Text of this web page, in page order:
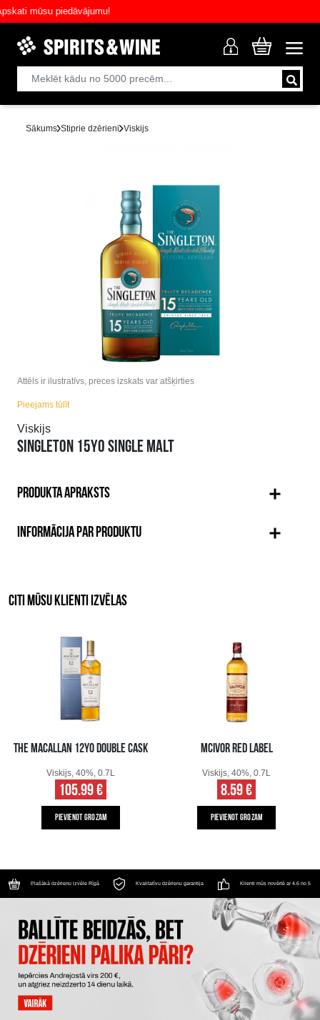
mūsu piedāvājumu!
Sākums Stiprie dzērieni Viskijs
Attēls ir ilustratīvs, preces izskats var atšķirties
Pieejams tūlīt
Viskijs
SINGLETON 15YO SINGLE MALT
PRODUKTA APRAKSTS
INFORMĀCIJA PAR PRODUKTU
CITI MŪSU KLIENTI IZVĒLAS
THE MACALLAN 12YO DOUBLE CASK
Viskijs, 40%, 0.7L
105.99 €
PIEVIENOT GROZAM
MCIVOR RED LABEL
Viskijs, 40%, 0.7L
8.59 €
PIEVIENOT GROZAM
Plašākā dzērienu izvēle Rīgā Kvalitatīvu dzērienu garantija Klienti mūs novērtē ar 4.6 no 5